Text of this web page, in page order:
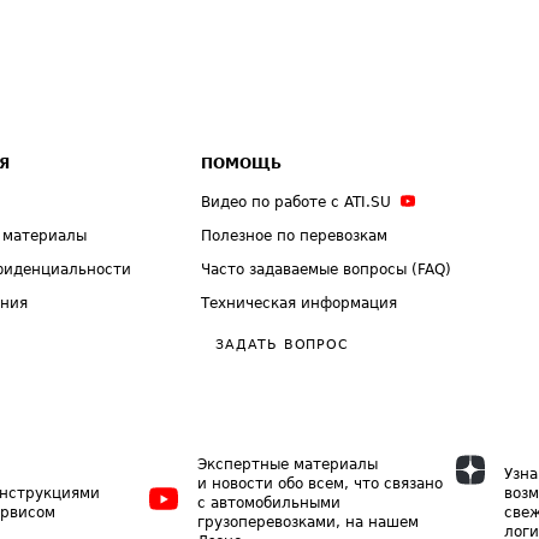
ПОМОЩЬ
Видео по работе с ATI.SU
Полезное по перевозкам
Часто задаваемые вопросы (FAQ)
Техническая информация
ЗАДАТЬ ВОПРОС
Экспертные материалы
и новости обо всем, что связано
с автомобильными
грузоперевозками, на нашем